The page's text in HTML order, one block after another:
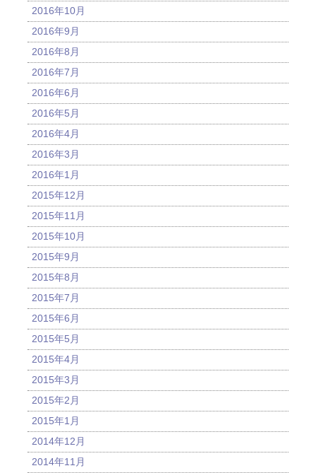
2016年10月
2016年9月
2016年8月
2016年7月
2016年6月
2016年5月
2016年4月
2016年3月
2016年1月
2015年12月
2015年11月
2015年10月
2015年9月
2015年8月
2015年7月
2015年6月
2015年5月
2015年4月
2015年3月
2015年2月
2015年1月
2014年12月
2014年11月